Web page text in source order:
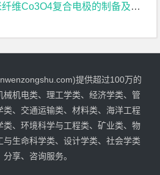
复合电极的制备及其电化学性能研究文献综述
提供超过100万的
机电类、理工学类、经济学类、管
、交通运输类、材料类、海洋工程
类、环境科学与工程类、矿业类、物
生命科学类、设计学类、社会学类
享、咨询服务。